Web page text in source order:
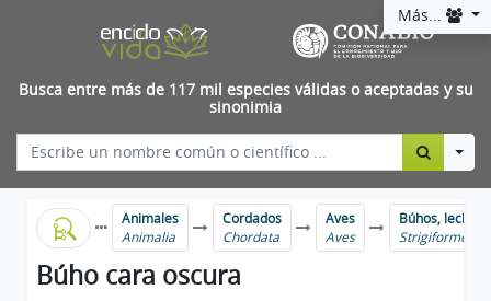
Más...
Busca entre más de 117 mil especies válidas o aceptadas y su
sinonimia
Animales
Animalia
Cordados
Chordata
Aves
Aves
Búhos,
Strigiformes
Búho cara oscura